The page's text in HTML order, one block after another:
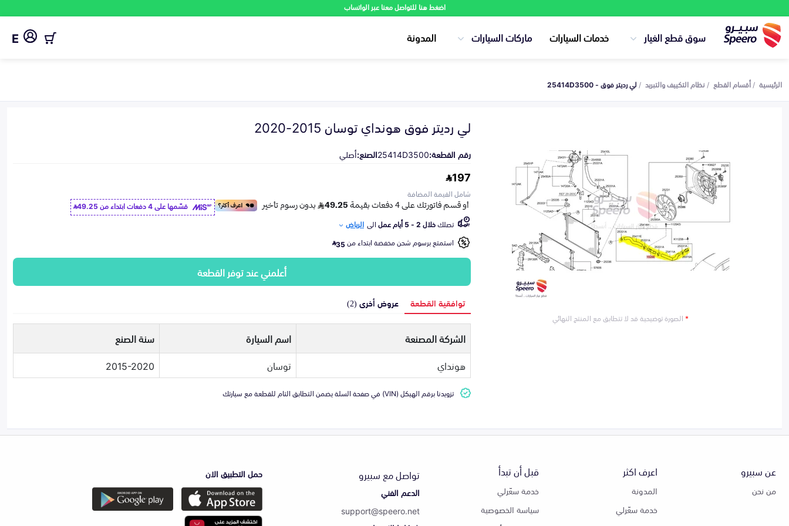
اضغط هنا للتواصل معنا عبر الواتساب
سوق قطع الغيار خدمات السيارات ماركات السيارات المدونة E
الرئيسية أقسام القطع نظام التكييف والتبريد لي رديتر فوق - 25414D3500
*الصورة توضيحية قد لا تتطابق مع المنتج النهائي
لي رديتر فوق هونداي توسان 2015-2020
رقم القطعة:25414D3500الصنع:أصلي
197
شامل القيمة المضافة
قسّمها على 4 دفعات ابتداء من
49.25
تصلكخلال 2 - 5 أيام عمل الى الرياض
استمتع برسوم شحن مخفضة ابتداء من35
أعلمني عند توفر القطعة
توافقية القطعة عروض أخرى (2)
الشركة المصنعة اسم السيارة
سنة الصنع
هونداي
توسان 2015-2020
تزويدنا برقم الهيكل (VIN) في صفحة السلة يضمن التطابق التام للقطعة مع سيارتك
عن سبيرو
من نحن
اعرف اكثر
المدونة
خدمة سعّرلي
قبل أن تبدأ
خدمة سعّرلي
سياسة الخصوصية
تواصل مع سبيرو
الدعم الفني
support@speero.net
حمل التطبيق الان